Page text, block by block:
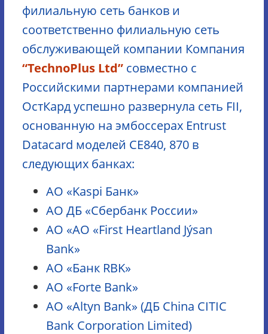
филиальную сеть банков и
соответственно филиальную сеть
обслуживающей компании Компания
“TechnoPlus Ltd” совместно c
Российскими партнерами компанией
ОстКард успешно развернула сеть FII,
основанную на эмбоссерах Entrust
Datacard моделей CE840, 870 в
следующих банках:
АО «Kaspi Банк»
АО ДБ «Сбербанк России»
АО «АО «First Heartland Jýsan
Bank»
АО «Банк RBK»
АО «Forte Bank»
АО «Altyn Bank» (ДБ China CITIC
Bank Corporation Limited)